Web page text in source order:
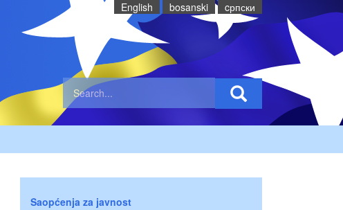
English bosanski cрпски
Saopćenja za javnost